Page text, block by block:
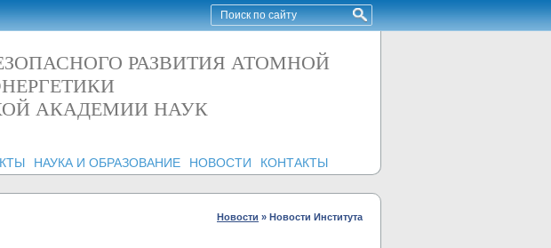
РАЗВИТИЯ АТОМНОЙ
АКАДЕМИИ НАУК
НАУКА И ОБРАЗОВАНИЕ НОВОСТИ КОНТАКТЫ
Новости » Новости Института